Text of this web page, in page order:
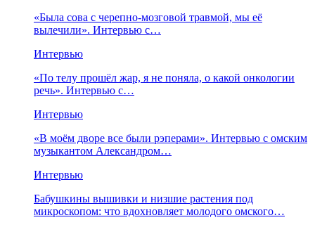
«Была сова с черепно-мозговой травмой, мы её
вылечили». Интервью с…
Интервью
«По телу прошёл жар, я не поняла, о какой онкологии
речь». Интервью с…
Интервью
«В моём дворе все были рэперами». Интервью с омским
музыкантом Александром…
Интервью
Бабушкины вышивки и низшие растения под
микроскопом: что вдохновляет молодого омского…